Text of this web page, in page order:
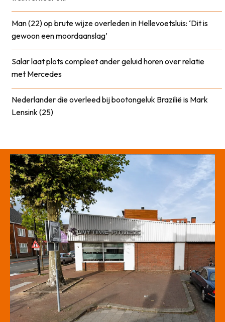
Man (22) op brute wijze overleden in Hellevoetsluis: ‘Dit is
gewoon een moordaanslag’
Salar laat plots compleet ander geluid horen over relatie
met Mercedes
Nederlander die overleed bij bootongeluk Brazilië is Mark
Lensink (25)